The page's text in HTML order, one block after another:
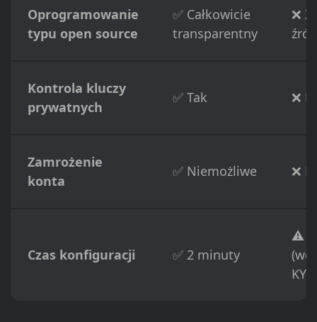
Oprogramowanie
typu open source
✅ Całkowicie
transparentny
❌
Kontrola kluczy
prywatnych
✅ Tak ❌
Zamrożenie
konta
✅ Niemożliwe ❌
Czas konfiguracji ✅ 2 minuty
⚠️
KYC)